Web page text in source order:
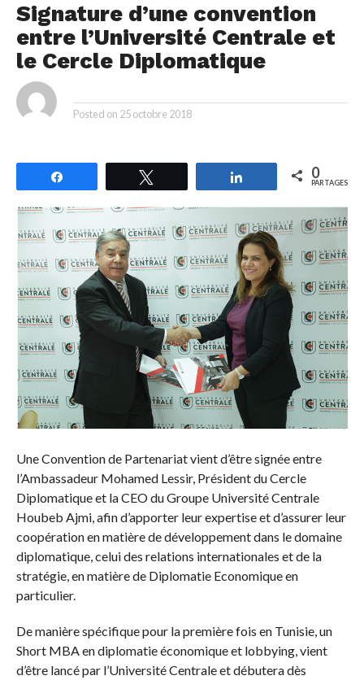
Signature d’une convention
entre l’Université Centrale et
le Cercle Diplomatique
Posted on 25 octobre 2018
Partagez 0
PARTAGES
Une Convention de Partenariat vient d’être signée entre
l’Ambassadeur Mohamed Lessir, Président du Cercle
Diplomatique et la CEO du Groupe Université Centrale
Houbeb Ajmi, afin d’apporter leur expertise et d’assurer leur
coopération en matière de développement dans le domaine
diplomatique, celui des relations internationales et de la
stratégie, en matière de Diplomatie Economique en
particulier.
De manière spécifique pour la première fois en Tunisie, un
Short MBA en diplomatie économique et lobbying, vient
d’être lancé par l’Université Centrale et débutera dès